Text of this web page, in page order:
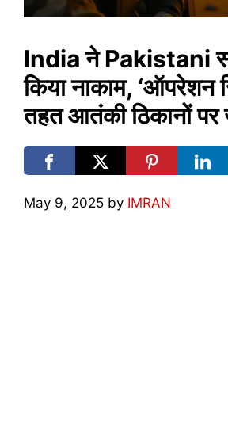
India ने Pakistani
किया नाकाम, ‘ऑपरेशन
तहत आतंकी ठिकानों पर
May 9, 2025 by IMRAN